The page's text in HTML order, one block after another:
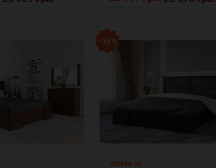
- 19 %
020544-30